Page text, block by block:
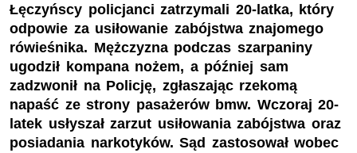
Łęczyńscy policjanci zatrzymali 20-latka, który
odpowie za usiłowanie zabójstwa znajomego
rówieśnika. Mężczyzna podczas szarpaniny
ugodził kompana nożem, a później sam
zadzwonił na Policję, zgłaszając rzekomą
napaść ze strony pasażerów bmw. Wczoraj 20-
latek usłyszał zarzut usiłowania zabójstwa oraz
posiadania narkotyków. Sąd zastosował wobec